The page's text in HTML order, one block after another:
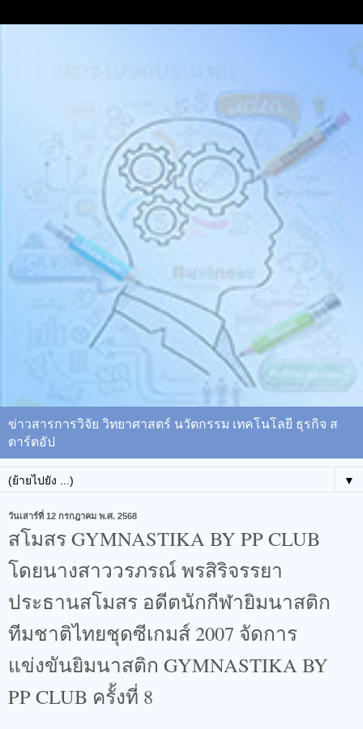
ข่าวสารการวิจัย วิทยาศาสตร์ นวัตกรรม เทคโนโลยี ธุรกิจ ส
ตาร์ตอัป
▼
วันเสาร์ที่ 12 กรกฎาคม พ.ศ. 2568
สโมสร GYMNASTIKA BY PP CLUB
โดยนางสาววรภรณ์ พรสิริจรรยา
ประธานสโมสร อดีตนักกีฬายิมนาสติก
ทีมชาติไทยชุดซีเกมส์ 2007 จัดการ
แข่งขันยิมนาสติก GYMNASTIKA BY
PP CLUB ครั้งที่ 8